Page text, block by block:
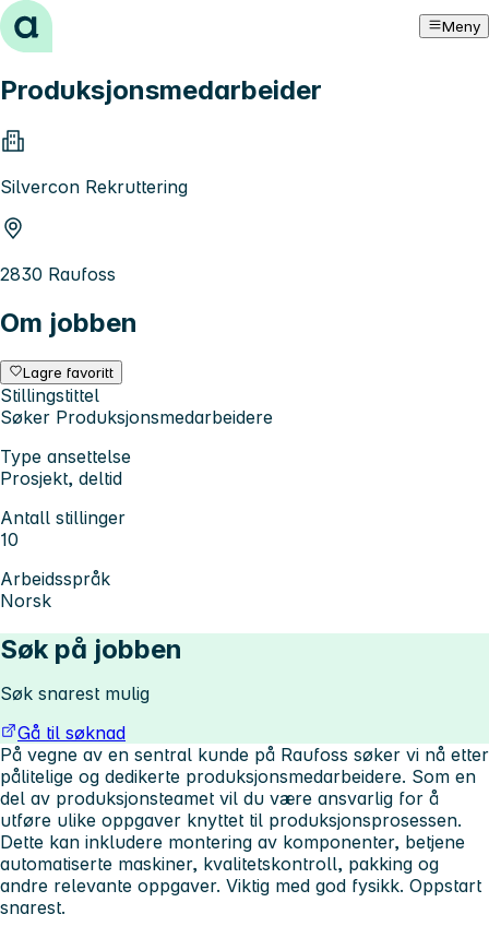
Hopp til innhold Meny
Produksjonsmedarbeider
Silvercon Rekruttering
2830 Raufoss
Om jobben
Lagre favoritt
Stillingstittel
Søker Produksjonsmedarbeidere
Type ansettelse
Prosjekt, deltid
Antall stillinger
10
Arbeidsspråk
Norsk
Søk på jobben
Søk snarest mulig
Gå til søknad
På vegne av en sentral kunde på Raufoss søker vi nå etter
pålitelige og dedikerte produksjonsmedarbeidere. Som en
del av produksjonsteamet vil du være ansvarlig for å
utføre ulike oppgaver knyttet til produksjonsprosessen.
Dette kan inkludere montering av komponenter, betjene
automatiserte maskiner, kvalitetskontroll, pakking og
andre relevante oppgaver. Viktig med god fysikk. Oppstart
snarest.